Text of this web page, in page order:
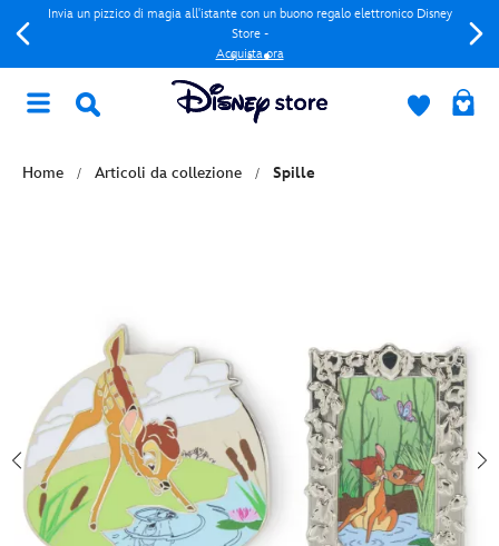
Invia un pizzico di magia all'istante con un buono regalo elettronico Disney
Store -
Acquista ora
Home Articoli da collezione Spille